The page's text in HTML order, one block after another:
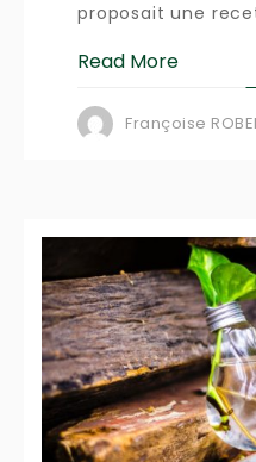
proposait une
Read More
Françoise